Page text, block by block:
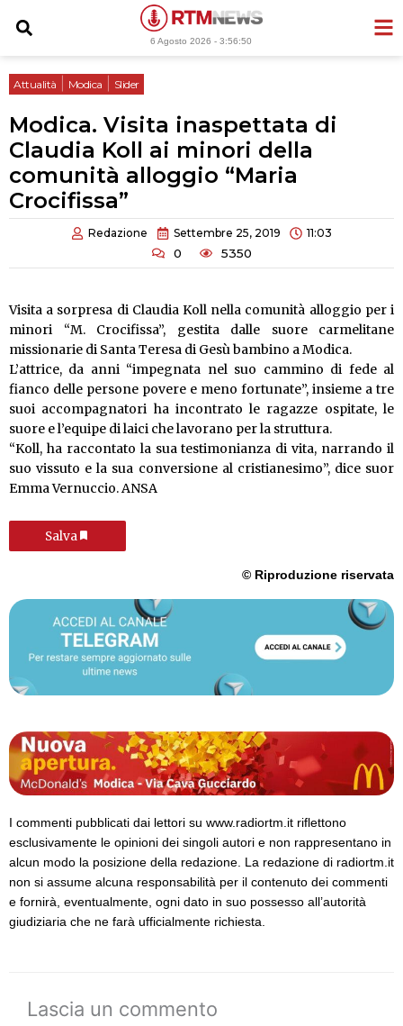
6 Agosto 2026 -3:56:50
Attualità Modica Slider
Modica. Visita inaspettata di
Claudia Koll ai minori della
comunità alloggio “Maria
Crocifissa”
Redazione Settembre 25, 2019 11:03
0 5350
Visita a sorpresa di Claudia Koll nella comunità alloggio per i
minori “M. Crocifissa”, gestita dalle suore carmelitane
missionarie di Santa Teresa di Gesù bambino a Modica.
L’attrice, da anni “impegnata nel suo cammino di fede al
fianco delle persone povere e meno fortunate”, insieme a tre
suoi accompagnatori ha incontrato le ragazze ospitate, le
suore e l’equipe di laici che lavorano per la struttura.
“Koll, ha raccontato la sua testimonianza di vita, narrando il
suo vissuto e la sua conversione al cristianesimo”, dice suor
Emma Vernuccio. ANSA
Salva
© Riproduzione riservata
I commenti pubblicati dai lettori su www.radiortm.it riflettono
esclusivamente le opinioni dei singoli autori e non rappresentano in
alcun modo la posizione della redazione. La redazione di radiortm.it
non si assume alcuna responsabilità per il contenuto dei commenti
e fornirà, eventualmente, ogni dato in suo possesso all’autorità
giudiziaria che ne farà ufficialmente richiesta.
Lascia un commento